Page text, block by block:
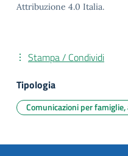
Attribuzione 4.0 Italia.
Stampa / Condividi
Tipologia
Comunicazioni per